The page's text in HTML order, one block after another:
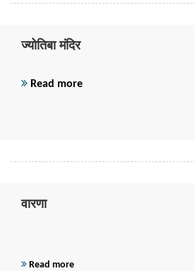
ज्योतिबा मंदिर
Read more
वारणा
Read more